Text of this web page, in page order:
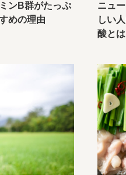
ンB群がたっぷ
めの理由
ニュ
しい
酸と